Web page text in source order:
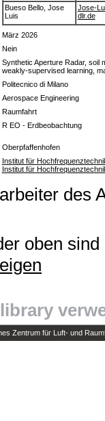
Bueso Bello, Jose
Luis
Jose-
dlr.de
März 2026
Nein
Synthetic Aperture Radar, soil
weakly-supervised learning,
Politecnico di Milano
Aerospace Engineering
Raumfahrt
R EO - Erdbeobachtung
Oberpfaffenhofen
Institut für
Institut für
des
oben
Zentrum für Luft- und